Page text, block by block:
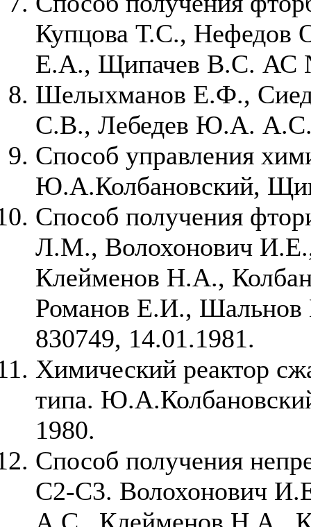
Купцова Т.С.,
Е.А., Щипачев В.С. АС
Шелыхманов Е.Ф.,
С.В., Лебедев Ю.А. А.С.
Способ управления
Ю.А.Колбановский,
Способ получения
Л.М., Волохонович
Клейменов Н.А.,
Романов Е.И.,
830749, 14.01.1981.
Химический реактор
типа.
1980.
Способ получения
С2-С3. Волохонович
А.С., Клейменов Н.А.,